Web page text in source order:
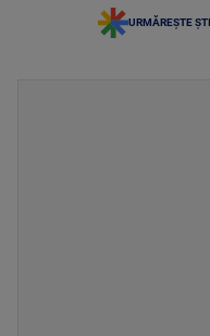
URMĂREȘTE